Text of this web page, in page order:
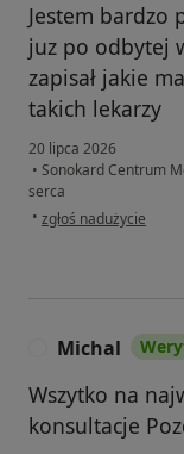
Jestem bardzo
juz po odbytej
zapisał jakie
takich lekarzy
20 lipca 2026
• Sonokard Centrum
serca
• w opinii użytkownika TŁ
zgłoś nadużycie
Michal
Wszytko na
konsultacje